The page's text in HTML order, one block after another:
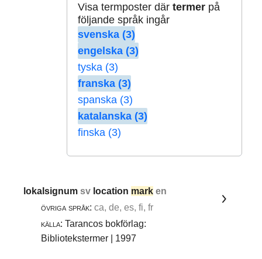
Visa termposter där termerpå
följande språk ingår
svenska (3)
engelska (3)
tyska (3)
franska (3)
spanska (3)
katalanska (3)
finska (3)
lokalsignumsv location mark en
övriga språk: ca, de, es, fi, fr
källa: Tarancos bokförlag:
Bibliotekstermer | 1997